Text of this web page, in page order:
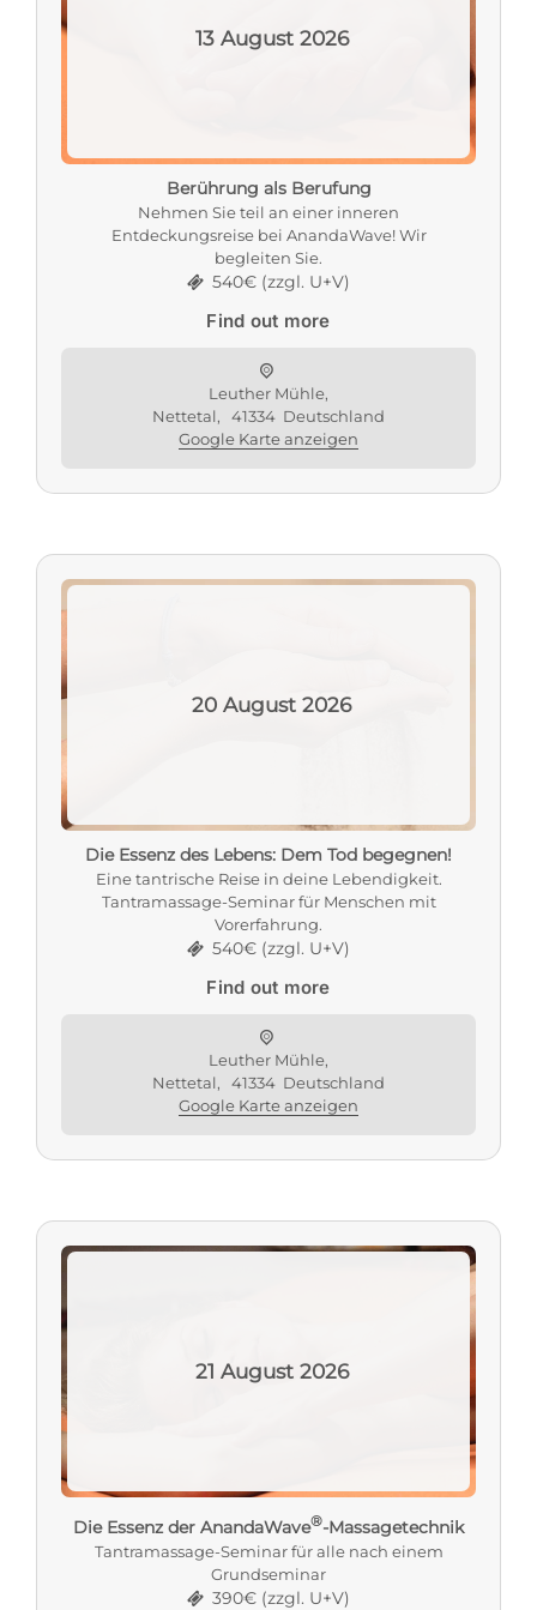
13 August 2026
Berührung als Berufung
Nehmen Sie teil an einer inneren
Entdeckungsreise bei AnandaWave! Wir
begleiten Sie.
540€ (zzgl. U+V)
Find out more
Leuther Mühle,
Nettetal, 41334 Deutschland
Google Karte anzeigen
20 August 2026
Die Essenz des Lebens: Dem Tod begegnen!
Eine tantrische Reise in deine Lebendigkeit.
Tantramassage-Seminar für Menschen mit
Vorerfahrung.
540€ (zzgl. U+V)
Find out more
Leuther Mühle,
Nettetal, 41334 Deutschland
Google Karte anzeigen
21 August 2026
Die Essenz der AnandaWave®-Massagetechnik
Tantramassage-Seminar für alle nach einem
Grundseminar
390€ (zzgl. U+V)